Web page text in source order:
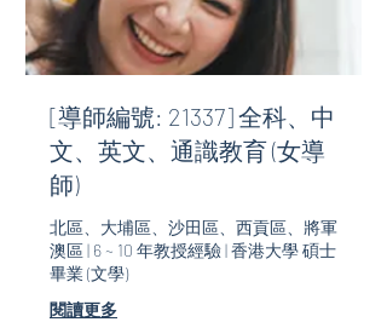
[導師編號: 21337] 全科、中
文、英文、通識教育 (女導
師)
北區、大埔區、沙田區、西貢區、將軍
澳區 | 6 ~ 10 年教授經驗 | 香港大學 碩士
畢業 (文學)
閱讀更多